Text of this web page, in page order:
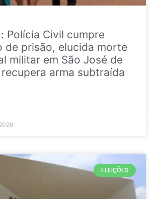
Polícia Civil cumpre
de prisão, elucida morte
militar em São José de
arma subtraída
ELEIÇÕES